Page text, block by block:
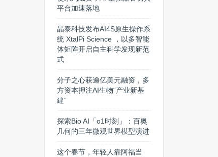
平台加速落地
晶泰科技发布AI4S原生操作系
统 XtalPi Science ，以多智能
体矩阵开启自主科学发现新范
式
分子之心获逾亿美元融资，多
方资本押注AI生物“产业新基
建”
探索Bio AI「o1时刻」：百奥
几何的三年微观世界模型演进
这个春节，年轻人靠阿福当